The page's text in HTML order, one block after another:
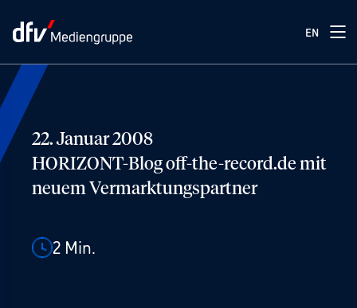
EN
22. Januar 2008
HORIZONT-Blog off-the-record.de mit
neuem Vermarktungspartner
2 Min.